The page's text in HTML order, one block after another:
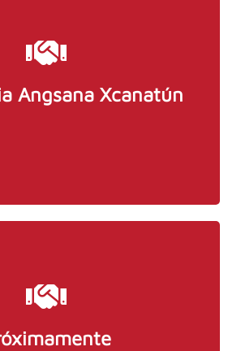
Angsana Xcanatún
Contacto